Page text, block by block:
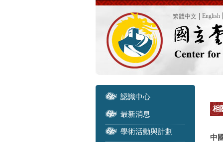
繁體中文 English
認識中心
最新消息
學術活動與計劃
相
中